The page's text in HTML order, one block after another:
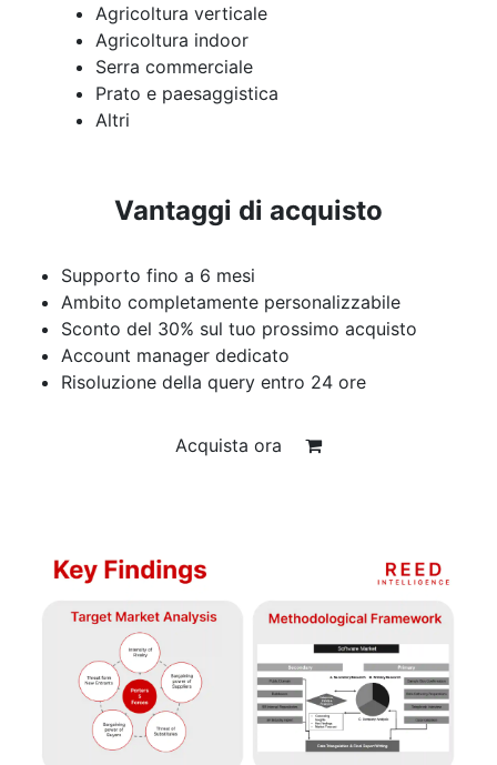
Agricoltura verticale
Agricoltura indoor
Serra commerciale
Prato e paesaggistica
Altri
Vantaggi di acquisto
Supporto fino a 6 mesi
Ambito completamente personalizzabile
Sconto del 30% sul tuo prossimo acquisto
Account manager dedicato
Risoluzione della query entro 24 ore
Acquista ora